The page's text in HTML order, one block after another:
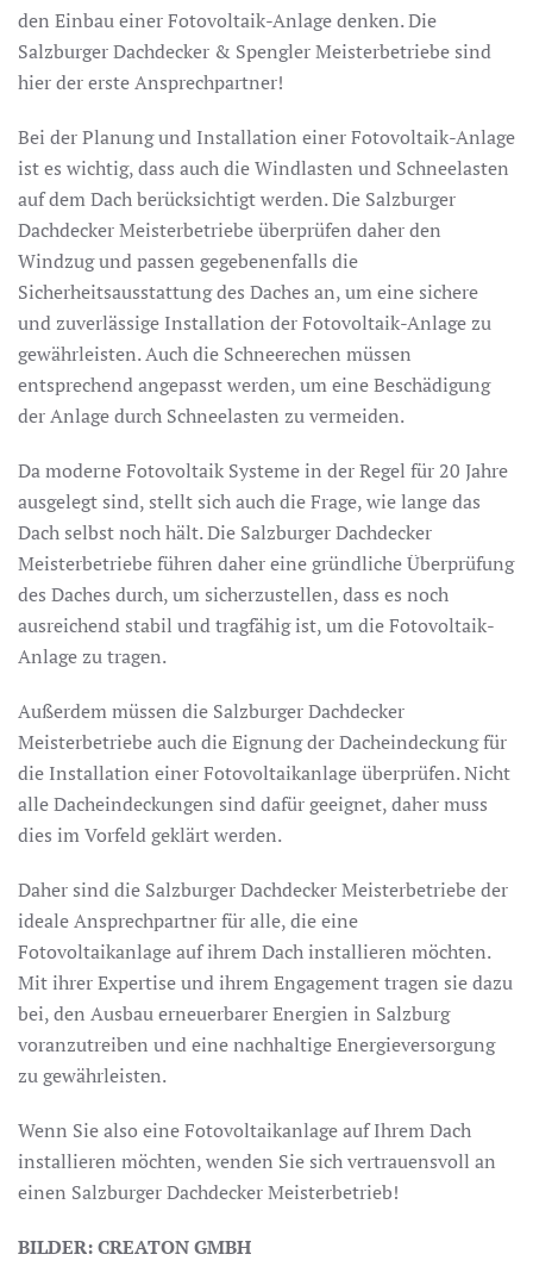
den Einbau einer Fotovoltaik-Anlage denken. Die
Salzburger Dachdecker & Spengler Meisterbetriebe sind
hier der erste Ansprechpartner!
Bei der Planung und Installation einer Fotovoltaik-Anlage
ist es wichtig, dass auch die Windlasten und Schneelasten
auf dem Dach berücksichtigt werden. Die Salzburger
Dachdecker Meisterbetriebe überprüfen daher den
Windzug und passen gegebenenfalls die
Sicherheitsausstattung des Daches an, um eine sichere
und zuverlässige Installation der Fotovoltaik-Anlage zu
gewährleisten. Auch die Schneerechen müssen
entsprechend angepasst werden, um eine Beschädigung
der Anlage durch Schneelasten zu vermeiden.
Da moderne Fotovoltaik Systeme in der Regel für 20 Jahre
ausgelegt sind, stellt sich auch die Frage, wie lange das
Dach selbst noch hält. Die Salzburger Dachdecker
Meisterbetriebe führen daher eine gründliche Überprüfung
des Daches durch, um sicherzustellen, dass es noch
ausreichend stabil und tragfähig ist, um die Fotovoltaik-
Anlage zu tragen.
Außerdem müssen die Salzburger Dachdecker
Meisterbetriebe auch die Eignung der Dacheindeckung für
die Installation einer Fotovoltaikanlage überprüfen. Nicht
alle Dacheindeckungen sind dafür geeignet, daher muss
dies im Vorfeld geklärt werden.
Daher sind die Salzburger Dachdecker Meisterbetriebe der
ideale Ansprechpartner für alle, die eine
Fotovoltaikanlage auf ihrem Dach installieren möchten.
Mit ihrer Expertise und ihrem Engagement tragen sie dazu
bei, den Ausbau erneuerbarer Energien in Salzburg
voranzutreiben und eine nachhaltige Energieversorgung
zu gewährleisten.
Wenn Sie also eine Fotovoltaikanlage auf Ihrem Dach
installieren möchten, wenden Sie sich vertrauensvoll an
einen Salzburger Dachdecker Meisterbetrieb!
BILDER: CREATON GMBH